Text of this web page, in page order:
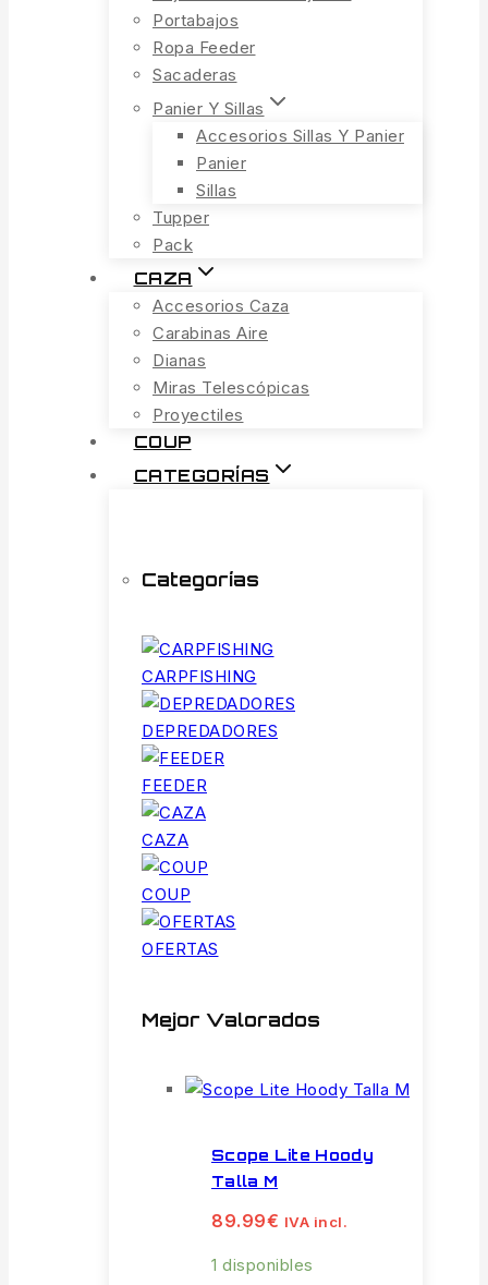
Portabajos
Ropa Feeder
Sacaderas
Panier Y Sillas
Accesorios Sillas Y Panier
Panier
Sillas
Tupper
Pack
CAZA
Accesorios Caza
Carabinas Aire
Dianas
Miras Telescópicas
Proyectiles
COUP
CATEGORÍAS
Categorías
CARPFISHING
DEPREDADORES
FEEDER
CAZA
COUP
OFERTAS
Mejor Valorados
Scope Lite Hoody
Talla M
89.99€ IVA incl.
1 disponibles